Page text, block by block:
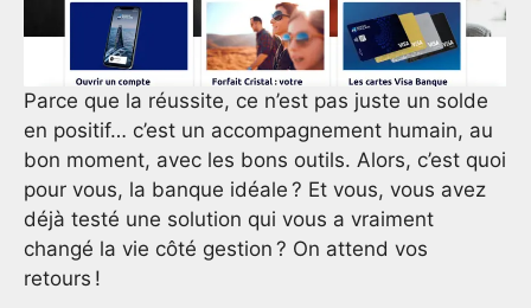
Parce que la réussite, ce n’est pas juste un solde
en positif… c’est un accompagnement humain, au
bon moment, avec les bons outils. Alors, c’est quoi
pour vous, la banque idéale ? Et vous, vous avez
déjà testé une solution qui vous a vraiment
changé la vie côté gestion ? On attend vos
retours !